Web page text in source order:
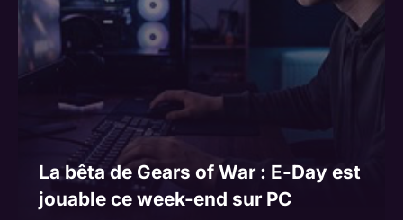
La bêta de Gears of War : E-Day est
jouable ce week-end sur PC